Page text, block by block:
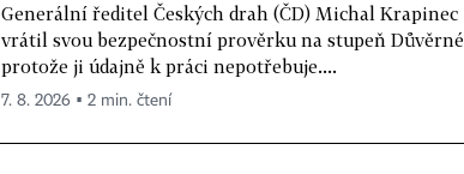
Generální ředitel Českých drah (ČD) Michal Krapinec
vrátil svou bezpečnostní prověrku na stupeň Důvěrné,
protože ji údajně k práci nepotřebuje....
7. 8. 2026 ▪ 2 min. čtení